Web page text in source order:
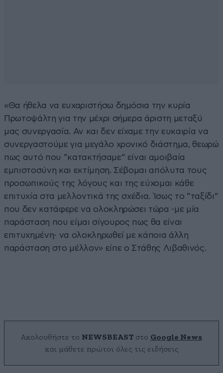
«Θα ήθελα να ευχαριστήσω δημόσια την κυρία
Πρωτοψάλτη για την μέχρι σήμερα άριστη μεταξύ
μας συνεργασία. Αν και δεν είχαμε την ευκαιρία να
συνεργαστούμε για μεγάλο χρονικό διάστημα, θεωρώ
πως αυτό που ”κατακτήσαμε” είναι αμοιβαία
εμπιστοσύνη και εκτίμηση. Σέβομαι απόλυτα τους
προσωπικούς της λόγους και της εύχομαι κάθε
επιτυχία στα μελλοντικά της σχέδια. Ίσως το ”ταξίδι”
που δεν κατάφερε να ολοκληρώσει τώρα -με μία
παράσταση που είμαι σίγουρος πως θα είναι
επιτυχημένη- να ολοκληρωθεί με κάποια άλλη
παράσταση στο μέλλον» είπε ο Στάθης Λιβαθινός.
Ακολουθήστε το NEWSBEAST στο Google News
και μάθετε πρώτοι όλες τις ειδήσεις